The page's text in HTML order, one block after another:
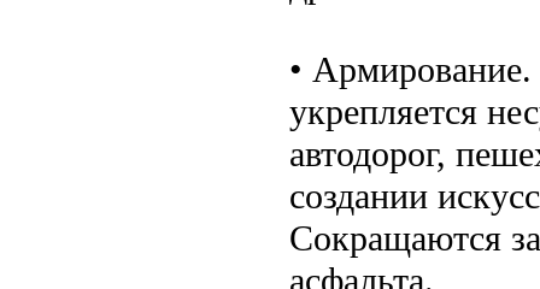
• Армирование.
укрепляется
автодорог,
создании
Сокращаются
асфальта.